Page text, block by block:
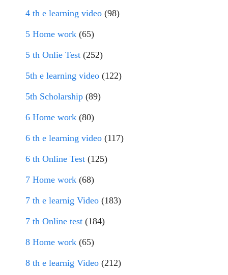
4 th e learning video (98)
5 Home work (65)
5 th Onlie Test (252)
5th e learning video (122)
5th Scholarship (89)
6 Home work (80)
6 th e learning video (117)
6 th Online Test (125)
7 Home work (68)
7 th e learnig Video (183)
7 th Online test (184)
8 Home work (65)
8 th e learnig Video (212)